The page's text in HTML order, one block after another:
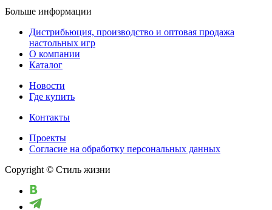
Больше информации
Дистрибьюция, производство и оптовая продажа
настольных игр
О компании
Каталог
Новости
Где купить
Контакты
Проекты
Cогласие на обработку персональных данных
Copyright © Стиль жизни